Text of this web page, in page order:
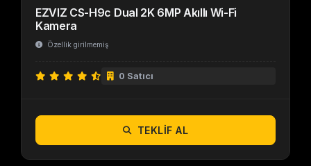
EZVIZ CS-H9c Dual 2K 6MP Akıllı Wi-Fi
Kamera
Özellik girilmemiş
0 Satıcı
TEKLIF AL